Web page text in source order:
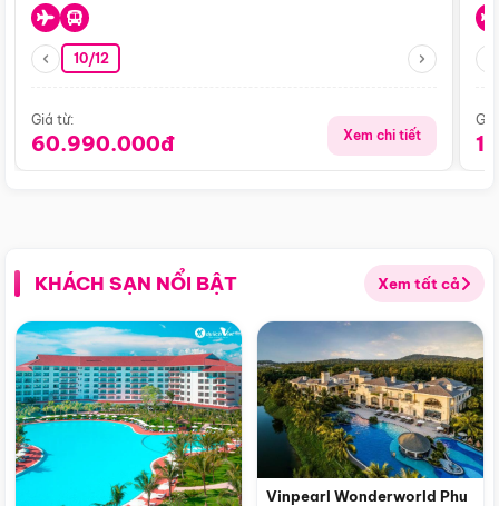
10/12
Giá từ:
60.990.000đ Xem chi tiết
KHÁCH SẠN NỔI BẬT Xem tất cả
Vinpearl Wonderworld Phu